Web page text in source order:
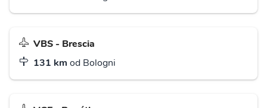
VBS - Brescia
131 km od Bologni